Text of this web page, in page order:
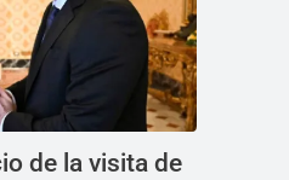
de la visita de